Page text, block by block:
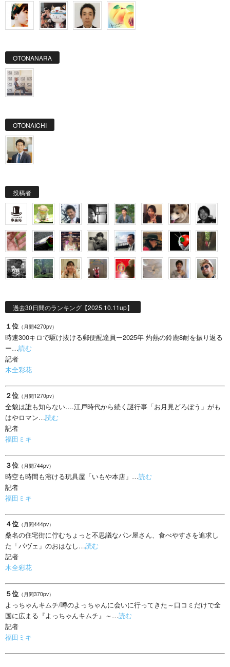
OTONANARA
OTONAICHI
投稿者
過去30日間のランキング【2025.10.11up】
１位 （月間4270pv）
時速300キロで駆け抜ける郵便配達員ー2025年 灼熱の鈴鹿8耐を振り返る
ー…読む
記者
木全彩花
２位 （月間1270pv）
全貌は誰も知らない….江戸時代から続く謎行事「お月見どろぼう」がも
はやロマン…読む
記者
福田ミキ
３位 （月間744pv）
時空も時間も溶ける玩具屋「いもや本店」…読む
記者
福田ミキ
４位 （月間444pv）
桑名の住宅街に佇むちょっと不思議なパン屋さん、食べやすさを追求し
た「パヴェ」のおはなし…読む
記者
木全彩花
５位 （月間370pv）
よっちゃんキムチ/噂のよっちゃんに会いに行ってきた～口コミだけで全
国に広まる『よっちゃんキムチ』～…読む
記者
福田ミキ